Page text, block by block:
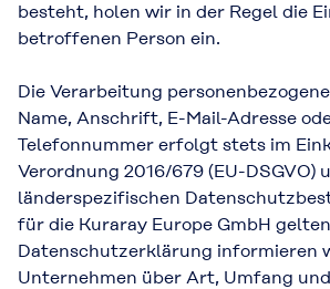
besteht, holen wir in der Regel die
betroffenen Person ein.
Die Verarbeitung
Name, Anschrift, E-Mail-Adresse
Telefonnummer erfolgt stets im
Verordnung 2016/679 (EU-DSGVO)
länderspezifischen
für die Kuraray Europe GmbH
Datenschutzerklärung informieren
Unternehmen über Art, Umfang